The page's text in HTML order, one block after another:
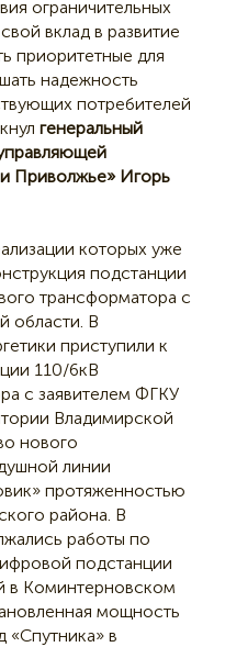
ограничительных
вклад в развитие
приоритетные для
надежность
потребителей
генеральный
Приволжье» Игорь
которых уже
подстанции
трансформатора с
области. В
приступили к
110/6кВ
с заявителем ФГКУ
Владимирской
нового
линии
протяженностью
района. В
работы по
подстанции
в Коминтерновском
мощность
«Спутника» в